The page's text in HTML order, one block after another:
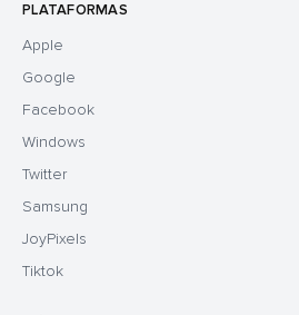
PLATAFORMAS
Apple
Google
Facebook
Windows
Twitter
Samsung
JoyPixels
Tiktok